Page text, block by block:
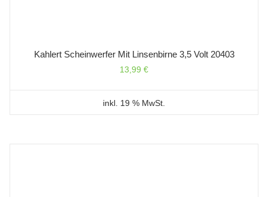
Kahlert Scheinwerfer Mit Linsenbirne 3,5 Volt 20403
13,99 €
inkl. 19 % MwSt.